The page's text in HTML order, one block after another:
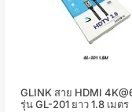
GLINK สาย HDMI
รุ่น GL-201 ยาว 1.8 เมตร